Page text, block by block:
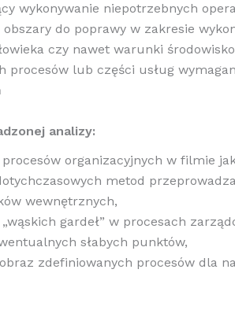
wykonywanie niepotrzebnych
do poprawy w zakresie
czy nawet warunki
procesów lub części usług
analizy:
organizacyjnych w filmie
metod
wewnętrznych,
gardeł” w procesach
słabych punktów,
zdefiniowanych procesów dla